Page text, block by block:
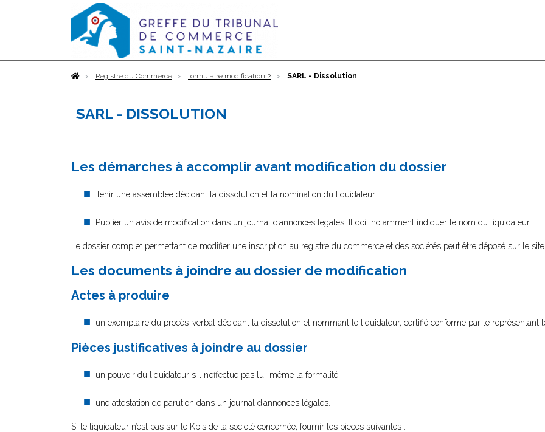
AccueilRegistre du Commerce formulaire modification 2 SARL - Dissolution
SARL - DISSOLUTION
Les démarches à accomplir avant modification du dossier
Tenir une assemblée décidant la dissolution et la nomination du liquidateur
Publier un avis de modification dans un journal d’annonces légales. Il doit notamment indiquer le nom du liquidateur.
Le dossier complet permettant de modifier une inscription au registre du commerce et des sociétés peut être déposé sur le site
Les documents à joindre au dossier de modification
Actes à produire
un exemplaire du procès-verbal décidant la dissolution et nommant le liquidateur, certifié conforme par le représentant
Pièces justificatives à joindre au dossier
un pouvoir du liquidateur s’il n’effectue pas lui-même la formalité
une attestation de parution dans un journal d’annonces légales.
Si le liquidateur n’est pas sur le Kbis de la société concernée, fournir les pièces suivantes :